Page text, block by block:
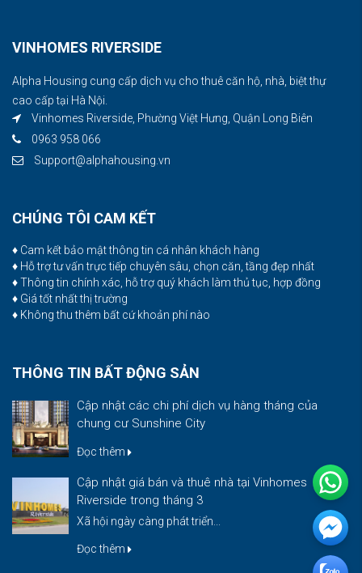
VINHOMES RIVERSIDE
Alpha Housing cung cấp dịch vụ cho thuê căn hộ, nhà, biệt thự
cao cấp tại Hà Nội.
Vinhomes Riverside, Phường Việt Hưng, Quận Long Biên
0963 958 066
Support@alphahousing.vn
CHÚNG TÔI CAM KẾT
♦ Cam kết bảo mật thông tin cá nhân khách hàng
♦ Hỗ trợ tư vấn trực tiếp chuyên sâu, chọn căn, tầng đẹp nhất
♦ Thông tin chính xác, hỗ trợ quý khách làm thủ tục, hợp đồng
♦ Giá tốt nhất thị trường
♦ Không thu thêm bất cứ khoản phí nào
THÔNG TIN BẤT ĐỘNG SẢN
Cập nhật các chi phí dịch vụ hàng tháng của
chung cư Sunshine City
Đọc thêm
Cập nhật giá bán và thuê nhà tại Vinhomes
Riverside trong tháng 3
Xã hội ngày càng phát triển...
Đọc thêm